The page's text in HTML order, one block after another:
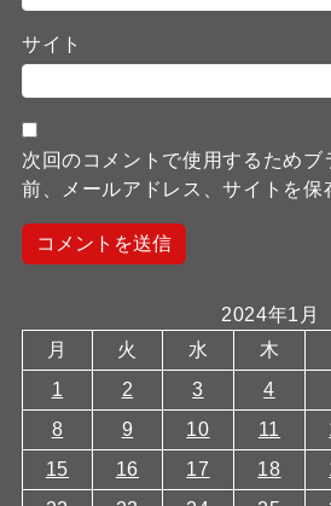
サイト
次回のコメントで使用するためブ
前、メールアドレス、サイトを保
2024年1月
月
火 水 木
1
2 3 4
8
9 10 11
15
16 17 18